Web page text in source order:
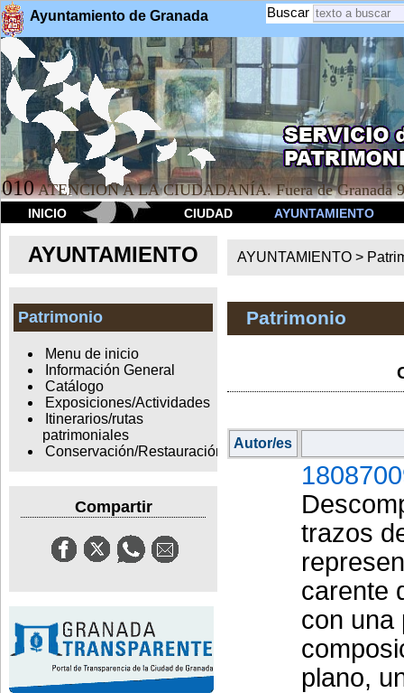
Ayuntamiento de Granada Buscar
010 ATENCION A LA CIUDADANÍA. Fuera de Granada
INICIO CIUDAD AYUNTAMIENTO
AYUNTAMIENTO
Patrimonio
Menu de inicio
Información General
Catálogo
Exposiciones/Actividades
Itinerarios/rutas
patrimoniales
Conservación/Restauración
Compartir
AYUNTAMIENTO >
Patrimonio
Autor/es
trazos
carente
con una
plano,